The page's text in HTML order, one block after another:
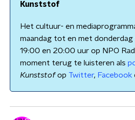
Kunststof
Het cultuur- en
maandag tot en met
19:00 en 20:00 uur op NPO
moment terug te luisteren als
Kunststofop Twitter, Facebook